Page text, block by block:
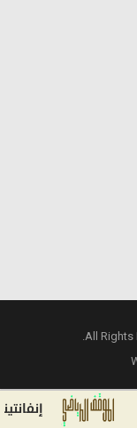
إنفانتينو في